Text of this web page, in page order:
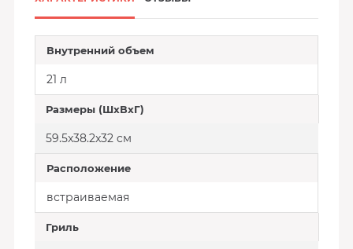
Внутренний объем
21 л
Размеры (ШxВxГ)
59.5x38.2x32 cм
Расположение
встраиваемая
Гриль